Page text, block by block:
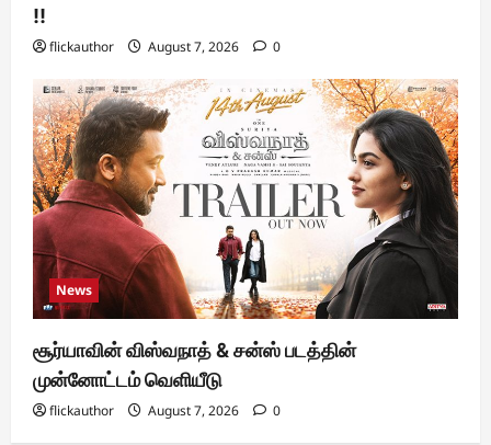
!!
flickauthor August 7, 2026 0
News
சூர்யாவின் விஸ்வநாத் & சன்ஸ் படத்தின்
முன்னோட்டம் வெளியீடு
flickauthor August 7, 2026 0